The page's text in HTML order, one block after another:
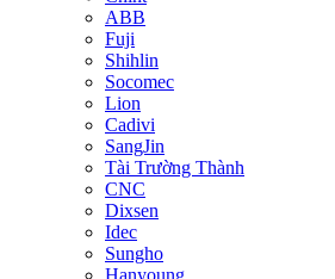
ABB
Fuji
Shihlin
Socomec
Lion
Cadivi
SangJin
Tài Trường Thành
CNC
Dixsen
Idec
Sungho
Hanyoung